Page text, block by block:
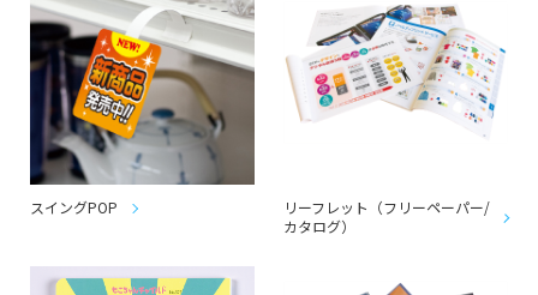
スイングPOP
リーフレット（フリーペーパー/
カタログ）